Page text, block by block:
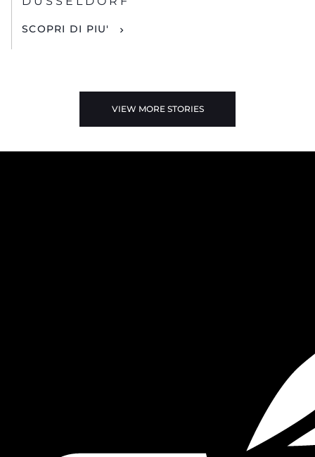
SCOPRI DI PIU'
VIEW MORE STORIES